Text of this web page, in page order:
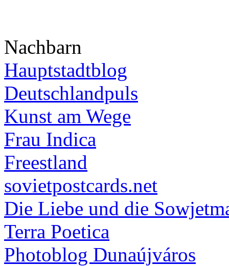
Nachbarn
Hauptstadtblog
Deutschlandpuls
Kunst am Wege
Frau Indica
Freestland
sovietpostcards.net
Die Liebe und die
Terra Poetica
Photoblog Dunaújváros